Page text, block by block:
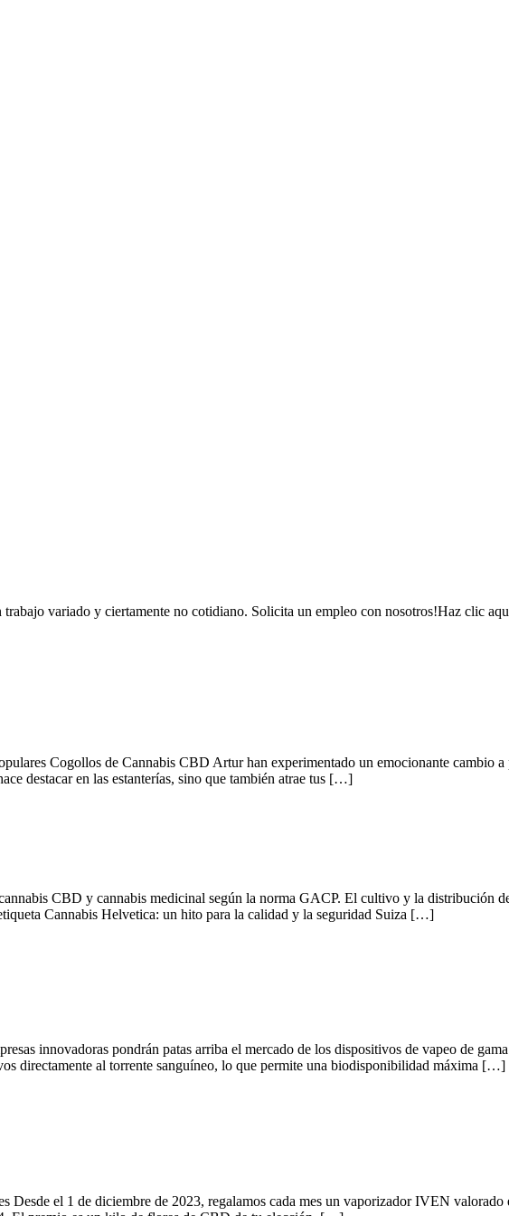
variado y ciertamente no cotidiano. Solicita un empleo con nosotros!Haz clic
Cogollos de Cannabis CBD Artur han experimentado un emocionante cambio a
destacar en las estanterías, sino que también atrae tus […]
CBD y cannabis medicinal según la norma GACP. El cultivo y la distribución
Cannabis Helvetica: un hito para la calidad y la seguridad Suiza […]
innovadoras pondrán patas arriba el mercado de los dispositivos de vapeo de
directamente al torrente sanguíneo, lo que permite una biodisponibilidad máxima […]
Desde el 1 de diciembre de 2023, regalamos cada mes un vaporizador IVEN